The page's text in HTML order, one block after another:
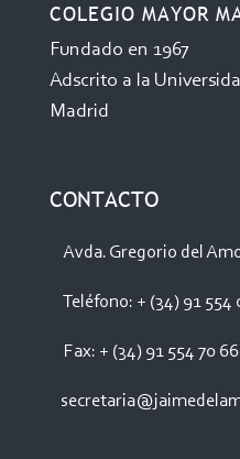
COLEGIO MAYOR
Fundado en 1967
Adscrito a la
Madrid
CONTACTO
Avda. Gregorio del
Teléfono: + (34) 91 554
Fax: + (34) 91 554 70 66